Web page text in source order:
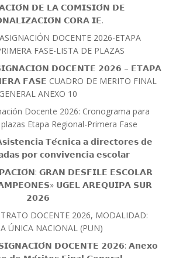
𝗗𝗘 𝗟𝗔 𝗖𝗢𝗠𝗜𝗦𝗜𝗢́𝗡 𝗗𝗘
𝗖𝗢𝗥𝗔 𝗜𝗘.
DOCENTE 2026-ETAPA
FASE-LISTA DE PLAZAS
𝗗𝗢𝗖𝗘𝗡𝗧𝗘 𝟮𝟬𝟮𝟲 – 𝗘𝗧𝗔𝗣𝗔
𝗙𝗔𝗦𝗘 CUADRO DE MERITO FINAL
GENERAL ANEXO 10
Docente 2026: Cronograma para
Etapa Regional-Primera Fase
𝗧𝗲́𝗰𝗻𝗶𝗰𝗮 𝗮 𝗱𝗶𝗿𝗲𝗰𝘁𝗼𝗿𝗲𝘀 𝗱𝗲
𝗽𝗼𝗿 𝗰𝗼𝗻𝘃𝗶𝘃𝗲𝗻𝗰𝗶𝗮 𝗲𝘀𝗰𝗼𝗹𝗮𝗿
𝗚𝗥𝗔𝗡 𝗗𝗘𝗦𝗙𝗜𝗟𝗘 𝗘𝗦𝗖𝗢𝗟𝗔𝗥
𝗨𝗚𝗘𝗟 𝗔𝗥𝗘𝗤𝗨𝗜𝗣𝗔 𝗦𝗨𝗥
𝟮𝟬𝟮𝟲
DOCENTE 2026, MODALIDAD:
ÚNICA NACIONAL (PUN)
𝗗𝗢𝗖𝗘𝗡𝗧𝗘 𝟮𝟬𝟮𝟲: 𝗔𝗻𝗲𝘅𝗼